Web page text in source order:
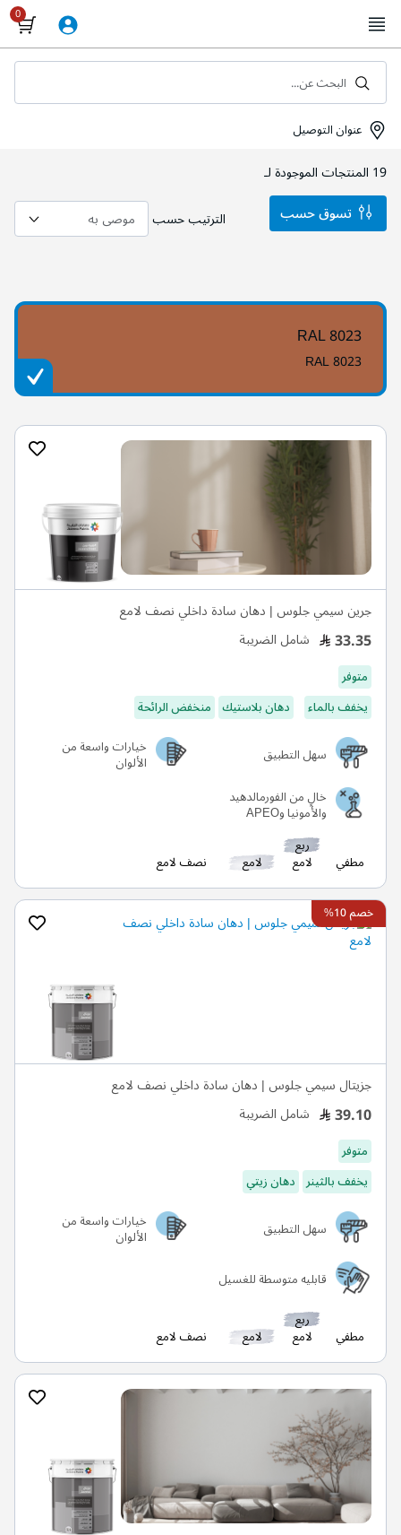
to
Content
عنوان التوصيل
البحث عن...
19 المنتجات الموجودة لـ
الترتيب حسب
RAL 8023
RAL 8023
جرين سيمي جلوس | دهان سادة داخلي نصف لامع
33.35 شامل الضريبة
متوفر
يخفف بالماء
دهان بلاستيك منخفض الرائحة
سهل التطبيق
خيارات واسعة من
الألوان
خالٍ من الفورمالدهيد
والأمونيا وAPEO
مطفي
ربع
لامع لامع نصف لامع
خصم 10%
جزيتال سيمي جلوس | دهان سادة داخلي نصف لامع
39.10 شامل الضريبة
متوفر
يخفف بالثينر دهان زيتي
سهل التطبيق
خيارات واسعة من
الألوان
قابليه متوسطة للغسيل
مطفي
ربع
لامع لامع نصف لامع
تسوق حسب